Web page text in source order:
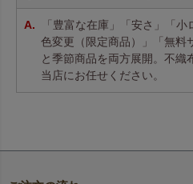
「豊富な在庫」「安さ」「
色変更（限定商品）」「無料
と季節商品を両方展開。不織
当店にお任せください。